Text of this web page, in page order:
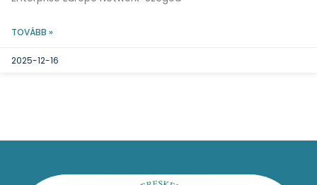
TOVÁBB »
2025-12-16